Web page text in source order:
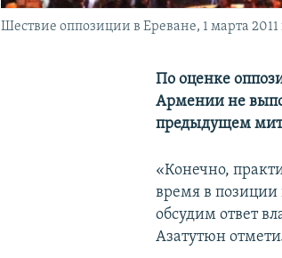
Шествие оппозиции в Ереване, 1 марта 2011
По оценке
Армении не
предыдущем
«Конечно,
время в позиции
обсудим ответ
Азатутюн